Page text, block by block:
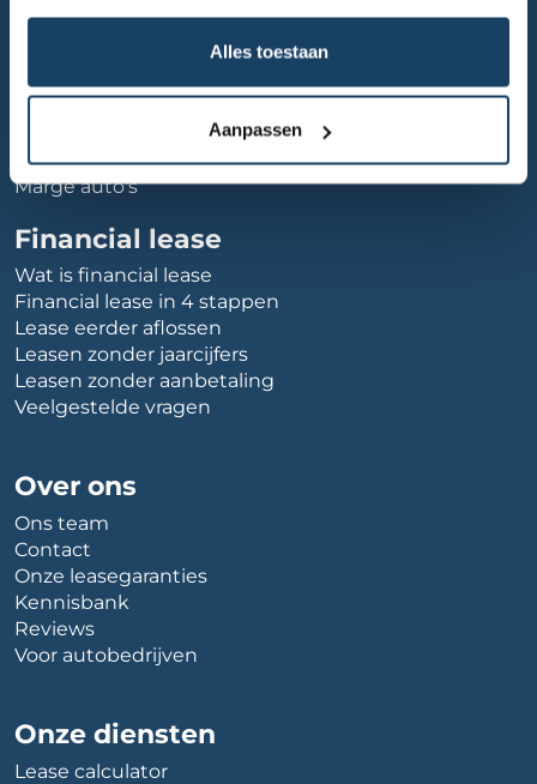
Alles toestaan
Aanpassen
Ons aanbod
Aanbod personenauto's
Aanbod bedrijfswagens
Hybride auto's
Marge auto's
Financial lease
Wat is financial lease
Financial lease in 4 stappen
Lease eerder aflossen
Leasen zonder jaarcijfers
Leasen zonder aanbetaling
Veelgestelde vragen
Over ons
Ons team
Contact
Onze leasegaranties
Kennisbank
Reviews
Voor autobedrijven
Onze diensten
Lease calculator